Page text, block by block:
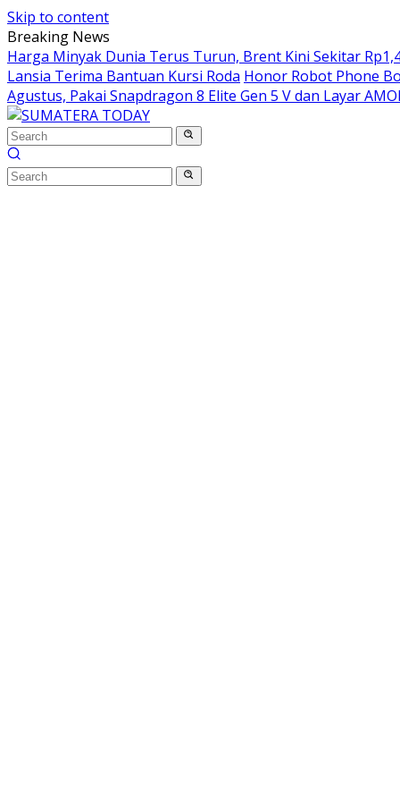
Skip to content
Breaking News
Harga Minyak Dunia Terus Turun, Brent Kini Sekitar
Lansia Terima Bantuan Kursi Roda Honor Robot Phone
Agustus, Pakai Snapdragon 8 Elite Gen 5 V dan Layar